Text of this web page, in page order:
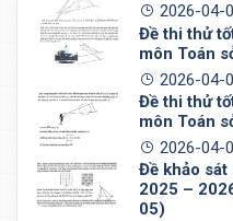
2026-04-
Đề thi thử
môn Toán
2026-04-
Đề thi thử
môn Toán
2026-04-
Đề khảo sát
2025 –
05)